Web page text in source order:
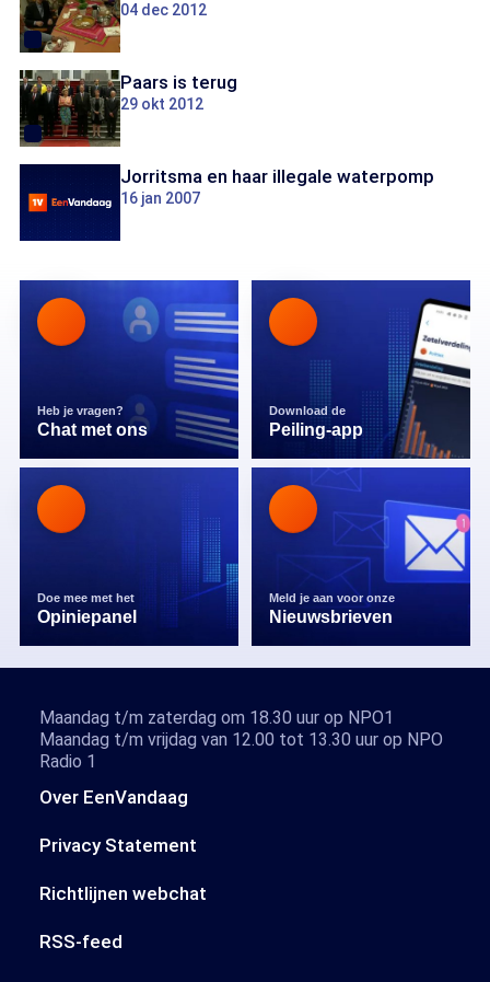
04 dec 2012
Paars is terug
29 okt 2012
Jorritsma en haar illegale waterpomp
16 jan 2007
Heb je vragen?
Chat met ons
Download de
Peiling-app
Doe mee met het
Opiniepanel
Meld je aan voor onze
Nieuwsbrieven
Over EenVandaag
Privacy Statement
Richtlijnen webchat
RSS-feed
Maandag t/m zaterdag om 18.30 uur op NPO1
Maandag t/m vrijdag van 12.00 tot 13.30 uur op NPO
Radio 1